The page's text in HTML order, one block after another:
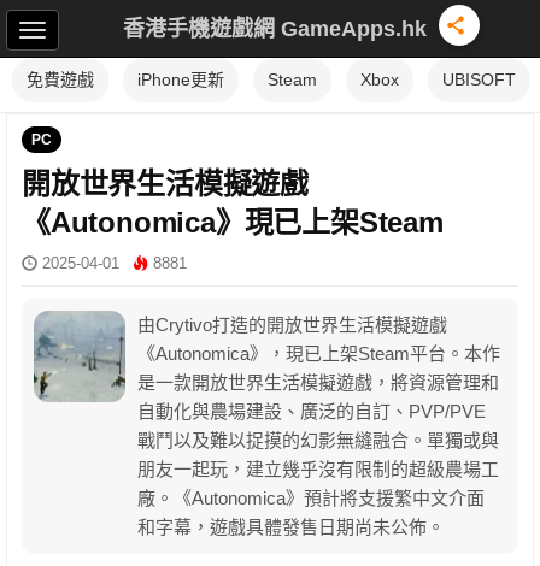
香港手機遊戲網 GameApps.hk
免費遊戲 iPhone更新 Steam Xbox UBISOFT
PC
開放世界生活模擬遊戲
《Autonomica》現已上架Steam
2025-04-01 8881
由Crytivo打造的開放世界生活模擬遊戲
《Autonomica》，現已上架Steam平台。本作
是一款開放世界生活模擬遊戲，將資源管理和
自動化與農場建設、廣泛的自訂、PVP/PVE
戰鬥以及難以捉摸的幻影無縫融合。單獨或與
朋友一起玩，建立幾乎沒有限制的超級農場工
廠。《Autonomica》預計將支援繁中文介面
和字幕，遊戲具體發售日期尚未公佈。